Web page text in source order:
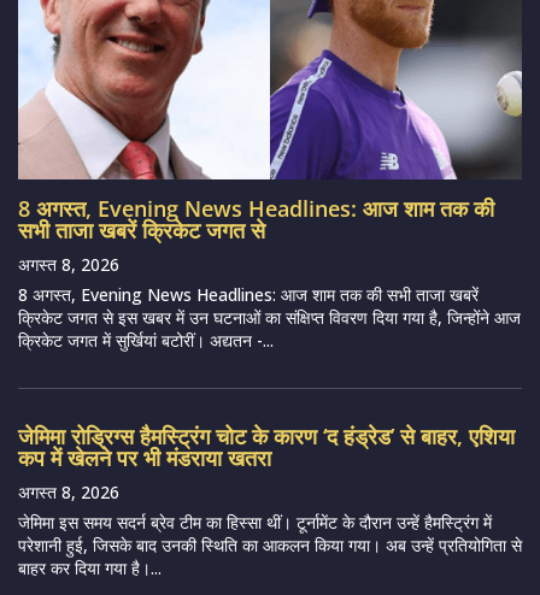
8 अगस्त, Evening News Headlines: आज शाम तक की
सभी ताजा खबरें क्रिकेट जगत से
अगस्त 8, 2026
8 अगस्त, Evening News Headlines: आज शाम तक की सभी ताजा खबरें
क्रिकेट जगत से इस खबर में उन घटनाओं का संक्षिप्त विवरण दिया गया है, जिन्होंने आज
क्रिकेट जगत में सुर्खियां बटोरीं। अद्यतन -...
जेमिमा रोड्रिग्स हैमस्ट्रिंग चोट के कारण ‘द हंड्रेड’ से बाहर, एशिया
कप में खेलने पर भी मंडराया खतरा
अगस्त 8, 2026
जेमिमा इस समय सदर्न ब्रेव टीम का हिस्सा थीं। टूर्नामेंट के दौरान उन्हें हैमस्ट्रिंग में
परेशानी हुई, जिसके बाद उनकी स्थिति का आकलन किया गया। अब उन्हें प्रतियोगिता से
बाहर कर दिया गया है।...